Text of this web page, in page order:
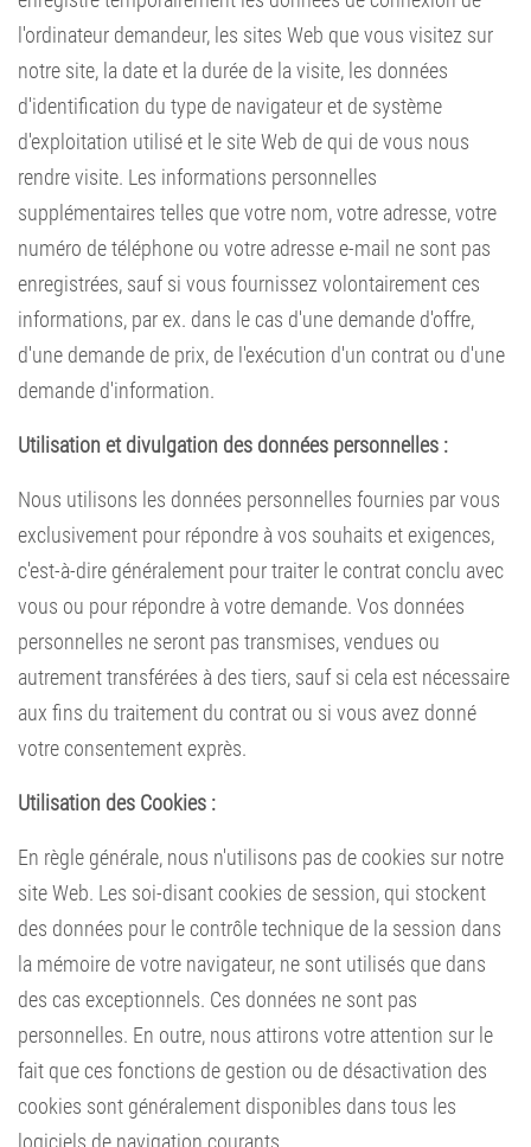
l'ordinateur demandeur, les sites Web que vous visitez sur
notre site, la date et la durée de la visite, les données
d'identification du type de navigateur et de système
d'exploitation utilisé et le site Web de qui de vous nous
rendre visite. Les informations personnelles
supplémentaires telles que votre nom, votre adresse, votre
numéro de téléphone ou votre adresse e-mail ne sont pas
enregistrées, sauf si vous fournissez volontairement ces
informations, par ex. dans le cas d'une demande d'offre,
d'une demande de prix, de l'exécution d'un contrat ou d'une
demande d'information.
Utilisation et divulgation des données personnelles :
Nous utilisons les données personnelles fournies par vous
exclusivement pour répondre à vos souhaits et exigences,
c'est-à-dire généralement pour traiter le contrat conclu avec
vous ou pour répondre à votre demande. Vos données
personnelles ne seront pas transmises, vendues ou
autrement transférées à des tiers, sauf si cela est nécessaire
aux fins du traitement du contrat ou si vous avez donné
votre consentement exprès.
Utilisation des Cookies :
En règle générale, nous n'utilisons pas de cookies sur notre
site Web. Les soi-disant cookies de session, qui stockent
des données pour le contrôle technique de la session dans
la mémoire de votre navigateur, ne sont utilisés que dans
des cas exceptionnels. Ces données ne sont pas
personnelles. En outre, nous attirons votre attention sur le
fait que ces fonctions de gestion ou de désactivation des
cookies sont généralement disponibles dans tous les
logiciels de navigation courants.